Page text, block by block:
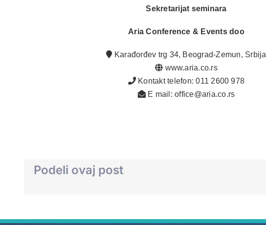
Sekretarijat seminara
Aria Conference & Events doo
Karađorđev trg 34, Beograd-Zemun, Srbija
www.aria.co.rs
Kontakt telefon: 011 2600 978
E mail: office@aria.co.rs
Podeli ovaj post